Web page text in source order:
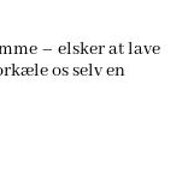
– elsker at lave
os selv en